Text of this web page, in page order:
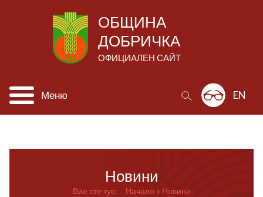
ОБЩИНА
ДОБРИЧКА
ОФИЦИАЛЕН САЙТ
Меню EN
Новини
Вие сте тук: Начало Новини